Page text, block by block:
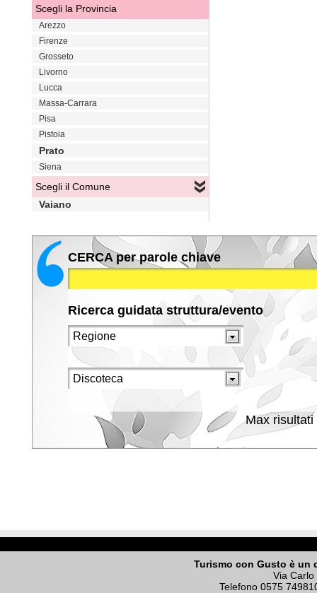
Scegli la Provincia
Arezzo
Firenze
Grosseto
Livorno
Lucca
Massa-Carrara
Pisa
Pistoia
Prato
Siena
Scegli il Comune
Vaiano
CERCA per parole chiave
Ricerca guidata struttura/evento
Max risultati
Turismo con Gusto è un
Via
Telefono 0575